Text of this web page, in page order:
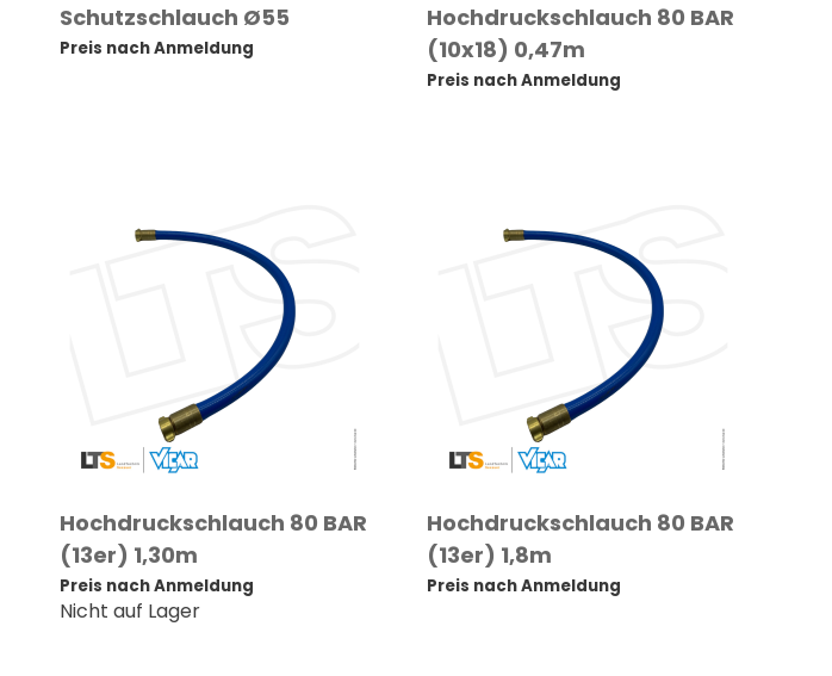
Schutzschlauch Ø55
Preis nach Anmeldung
Hochdruckschlauch 80 BAR
(10x18) 0,47m
Preis nach Anmeldung
Hochdruckschlauch 80 BAR
(13er) 1,30m
Preis nach Anmeldung
Nicht auf Lager
Hochdruckschlauch 80 BAR
(13er) 1,8m
Preis nach Anmeldung